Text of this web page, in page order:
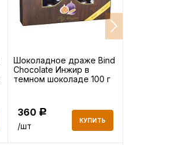
Шоколадное драже Bind
Chocolate Инжир в
темном шоколаде 100 г
360 Р
/шт
КУПИТЬ